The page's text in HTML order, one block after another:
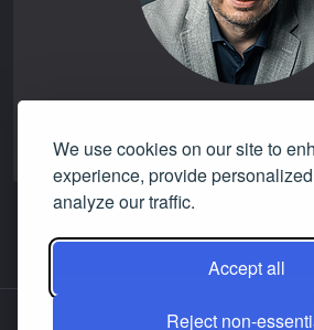
We use cookies on our site to
experience, provide
analyze our traffic.
Accept all
Reject non-
NONE
(statements, answers etc.) are
Contact us